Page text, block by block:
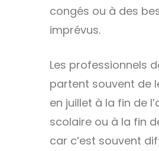
congés ou à des
imprévus.
Les professionnels
partent souvent de
en juillet à la fin de
scolaire ou à la fin
car c’est souvent